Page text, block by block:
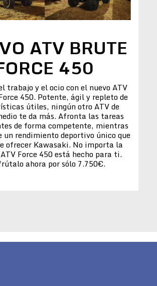
ATV BRUTE
450
trabajo y el ocio con el nuevo ATV
450. Potente, ágil y repleto de
útiles, ningún otro ATV de
te da más. Afronta las tareas
de forma competente, mientras
un rendimiento deportivo único que
ofrecer Kawasaki. No importa la
Force 450 está hecho para ti.
ahora por sólo 7.750€.